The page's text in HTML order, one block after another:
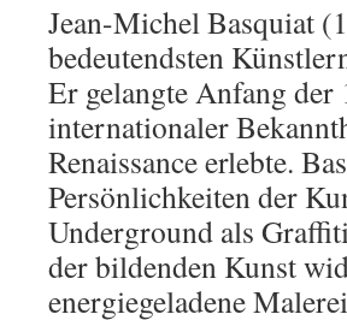
Jean-Michel Basquiat
bedeutendsten
Er gelangte Anfang
internationaler
Renaissance erlebte.
Persönlichkeiten der
Underground als
der bildenden Kunst
energiegeladene